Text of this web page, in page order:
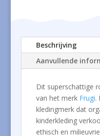
Beschrijving
Aanvullende
Dit superschattige
van het merk Frugi.
kledingmerk dat
kinderkleding
ethisch en